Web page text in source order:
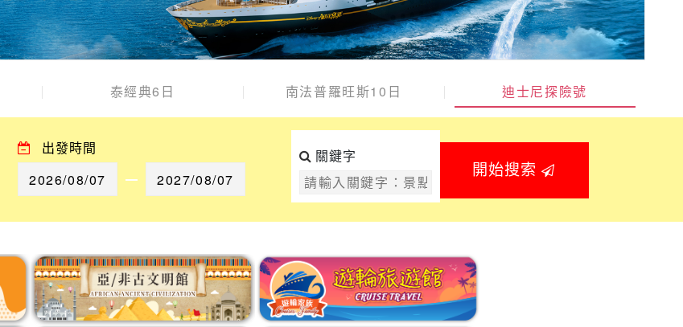
泰經典6日 南法普羅旺斯10日 迪士尼探險號
出發時間 關鍵字
開始搜索